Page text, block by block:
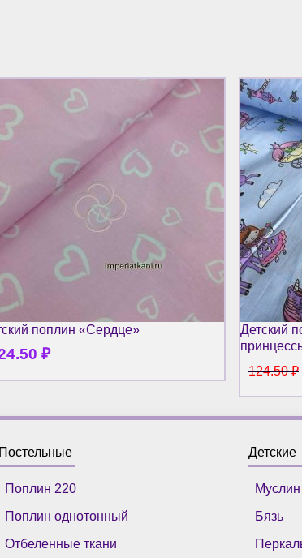
поплин «Сердце»
₽
Детский
124.50₽
Постельные
Поплин 220
Поплин однотонный
Отбеленные ткани
Детские
Бязь